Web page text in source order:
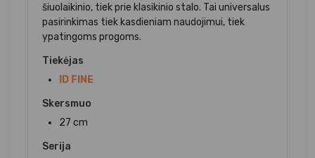
šiuolaikinio, tiek prie klasikinio stalo. Tai universalus
pasirinkimas tiek kasdieniam naudojimui, tiek
ypatingoms progoms.
Tiekėjas
ID FINE
Skersmuo
27 cm
Serija